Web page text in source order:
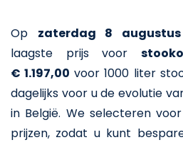
Op zaterdag 8
laagste prijs voor
€ 1.197,00 voor 1000 liter
dagelijks voor u de evolutie
in België. We selecteren
prijzen, zodat u kunt